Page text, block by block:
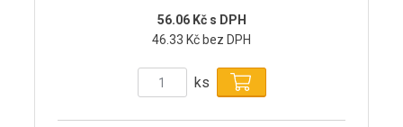
56.06 Kč s DPH
46.33 Kč bez DPH
ks